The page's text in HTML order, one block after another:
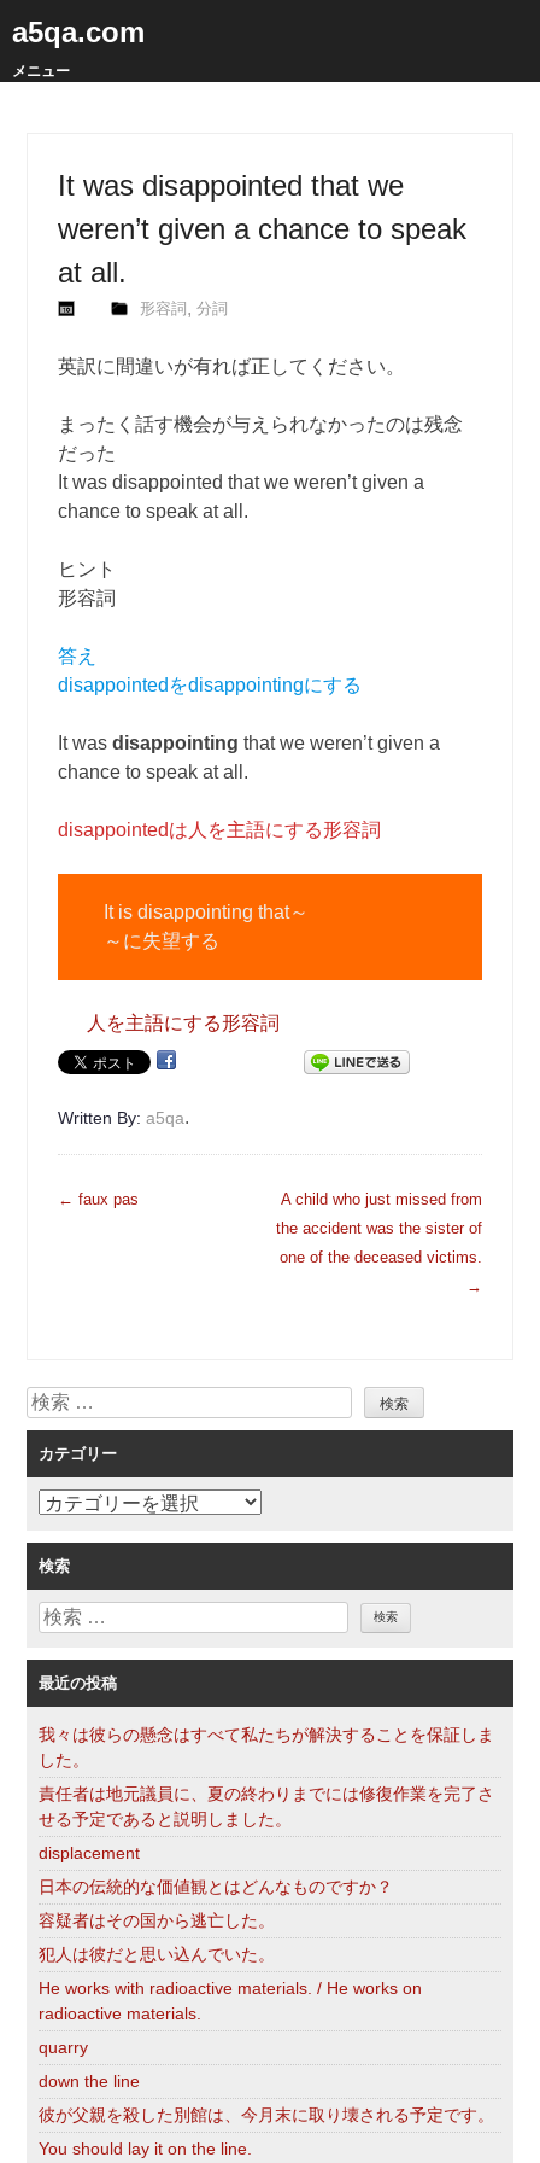
a5qa.com
メニュー
It was disappointed that we
weren’t given a chance to speak
at all.
形容詞 ,分詞
英訳に間違いが有れば正してください。
まったく話す機会が与えられなかったのは残念
だった
It was disappointed that we weren’t given a
chance to speak at all.
ヒント
形容詞
答え
disappointedをdisappointingにする
It was disappointingthat we weren’t given a
chance to speak at all.
disappointedは人を主語にする形容詞
It is disappointing that～
～に失望する
人を主語にする形容詞
Written By:a5qa.
投
ョ
ン
← faux pas
A child who just missed from
the accident was the sister of
one of the deceased victims.
→
検
索
カテゴリー
カ
ゴ
リ
ー
検索
検
最近の投稿
我々は彼らの懸念はすべて私たちが解決することを保証しま
した。
責任者は地元議員に、夏の終わりまでには修復作業を完了さ
せる予定であると説明しました。
displacement
日本の伝統的な価値観とはどんなものですか？
容疑者はその国から逃亡した。
犯人は彼だと思い込んでいた。
He works with radioactive materials. / He works on
radioactive materials.
quarry
down the line
彼が父親を殺した別館は、今月末に取り壊される予定です。
You should lay it on the line.